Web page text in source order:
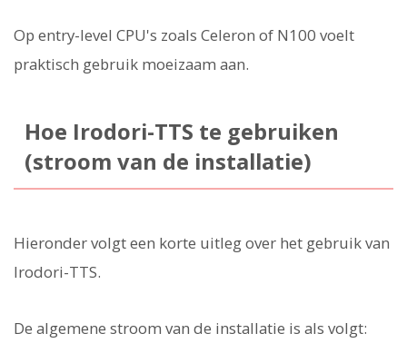
Op entry-level CPU's zoals Celeron of N100 voelt
praktisch gebruik moeizaam aan.
Hoe Irodori-TTS te gebruiken
(stroom van de installatie)
Hieronder volgt een korte uitleg over het gebruik van
Irodori-TTS.
De algemene stroom van de installatie is als volgt: